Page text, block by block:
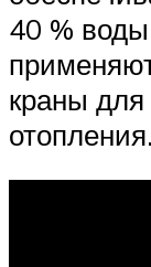
40 %
краны
отопления.